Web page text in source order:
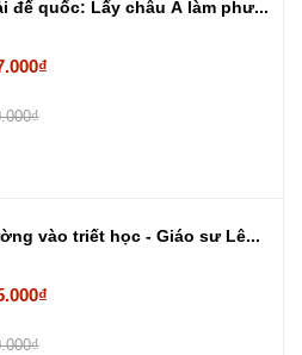
đế quốc: Lấy châu Á làm phư...
vào triết học - Giáo sư Lê...